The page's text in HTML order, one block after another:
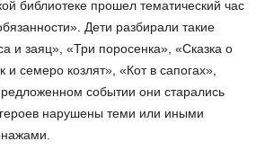
библиотеке прошел тематический час
Дети разбирали такие
и заяц», «Три поросенка», «Сказка о
семеро козлят», «Кот в сапогах»,
событии они старались
нарушены теми или иными